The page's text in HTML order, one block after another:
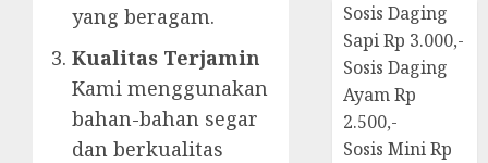
yang beragam.
Kualitas Terjamin
Kami menggunakan
bahan-bahan segar
dan berkualitas
Sosis Daging
Sapi Rp 3.000,-
Sosis Daging
Ayam Rp
2.500,-
Sosis Mini Rp